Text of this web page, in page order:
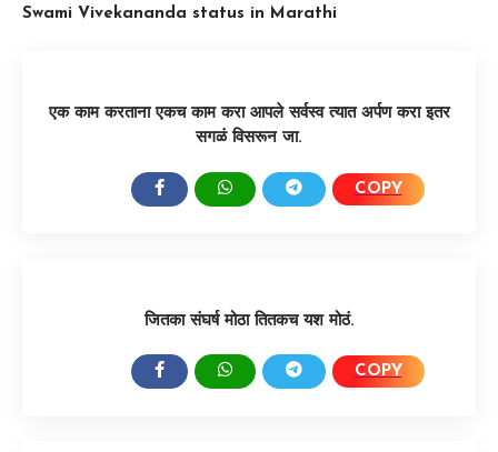
Swami Vivekananda status in Marathi
एक काम करताना एकच काम करा आपले सर्वस्व त्यात अर्पण करा इतर
सगळं विसरून जा.
COPY
जितका संघर्ष मोठा तितकच यश मोठं.
COPY